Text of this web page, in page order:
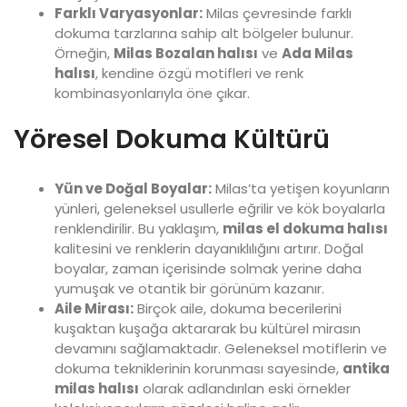
Farklı Varyasyonlar:Milas çevresinde farklı
dokuma tarzlarına sahip alt bölgeler bulunur.
Örneğin, Milas Bozalan halısı ve Ada Milas
halısı, kendine özgü motifleri ve renk
kombinasyonlarıyla öne çıkar.
Yöresel Dokuma Kültürü
Yün ve Doğal Boyalar:Milas’ta yetişen koyunların
yünleri, geleneksel usullerle eğrilir ve kök boyalarla
renklendirilir. Bu yaklaşım, milas el dokuma halısı
kalitesini ve renklerin dayanıklılığını artırır. Doğal
boyalar, zaman içerisinde solmak yerine daha
yumuşak ve otantik bir görünüm kazanır.
Aile Mirası:Birçok aile, dokuma becerilerini
kuşaktan kuşağa aktararak bu kültürel mirasın
devamını sağlamaktadır. Geleneksel motiflerin ve
dokuma tekniklerinin korunması sayesinde, antika
milas halısı olarak adlandırılan eski örnekler